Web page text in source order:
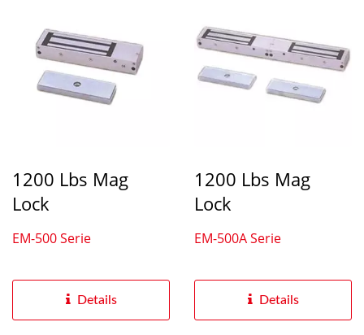
1200 Lbs Mag
Lock
EM-500 Serie
Details
1200 Lbs Mag
Lock
EM-500A Serie
Details